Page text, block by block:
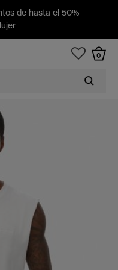
de hasta el 50%
0